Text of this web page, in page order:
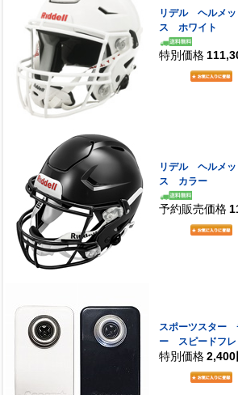
リデル ヘルメ
ス ホワイト
特別価格
リデル ヘルメ
ス カラー
予約販売価格
スポーツスター
ー スピードフレ
特別価格 2,400